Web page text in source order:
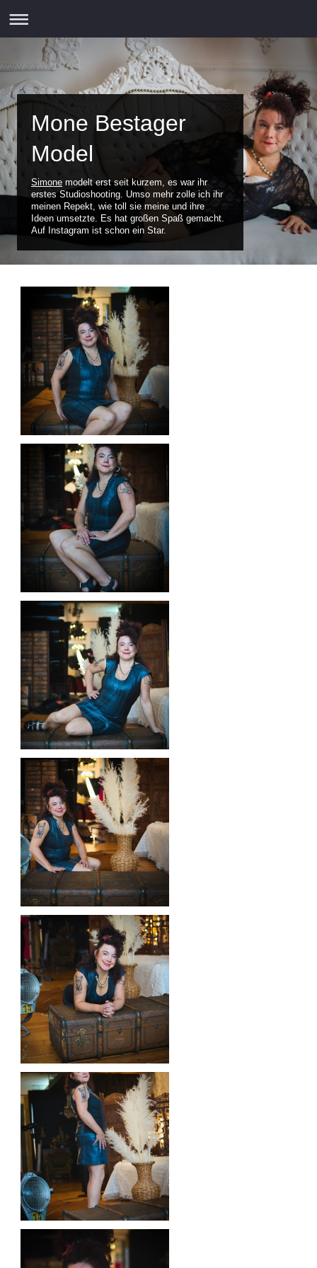
Mone Bestager
Model
Simone modelt erst seit kurzem, es war ihr
erstes Studioshooting. Umso mehr zolle ich ihr
meinen Repekt, wie toll sie meine und ihre
Ideen umsetzte. Es hat großen Spaß gemacht.
Auf Instagram ist schon ein Star.